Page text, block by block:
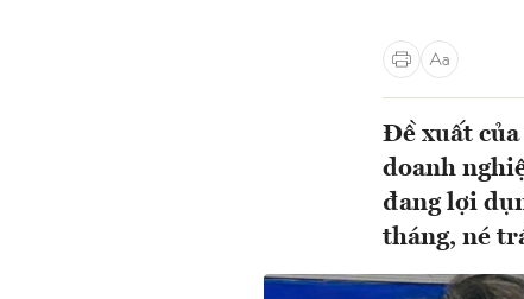
Đề xuất
doanh
đang lợi
tháng, né